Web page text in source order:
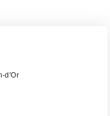
d'Or